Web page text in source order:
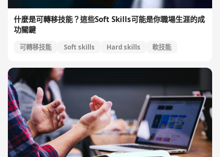
什麼是可轉移技能？這些Soft Skills可能是你職場生涯的成
功關鍵
可轉移技能 Soft skills Hard skills
軟技能